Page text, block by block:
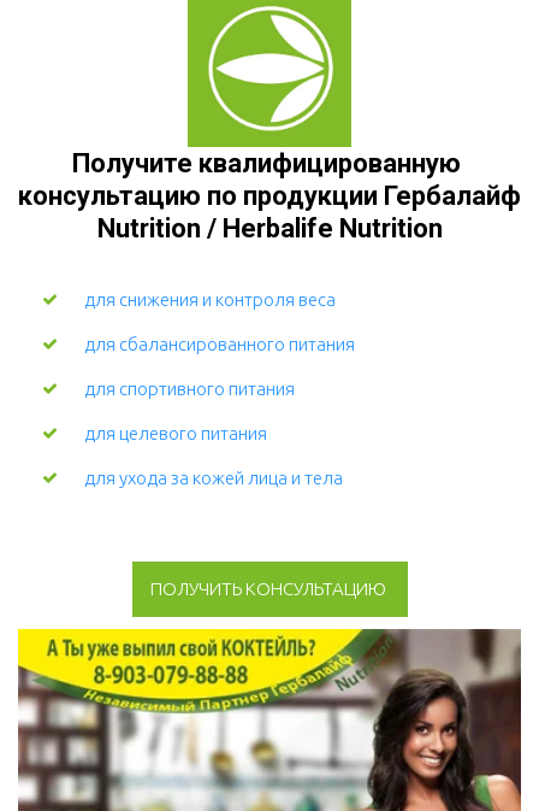
Получите квалифицированную
консультацию по продукции Гербалайф
Nutrition / Herbalife Nutrition
для снижения и контроля веса
для сбалансированного питания
для спортивного питания
для целевого питания
для ухода за кожей лица и тела
ПОЛУЧИТЬ КОНСУЛЬТАЦИЮ